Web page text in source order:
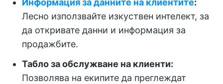
Информация за данните на клиентите:
Лесно използвайте изкуствен интелект, за
да откривате данни и информация за
продажбите.
Табло за обслужване на клиенти:
Позволява на екипите да преглеждат